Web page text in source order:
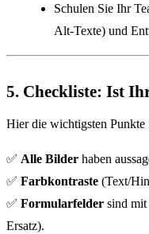
Schulen Sie Ihr
Alt-Texte) und
5. Checkliste: Ist
Hier die wichtigsten
✅ Alle Bilder haben
✅ Farbkontraste (Text/
✅ Formularfelder sind mit
Ersatz).